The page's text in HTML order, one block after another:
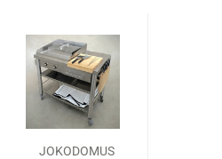
JOKODOMUS